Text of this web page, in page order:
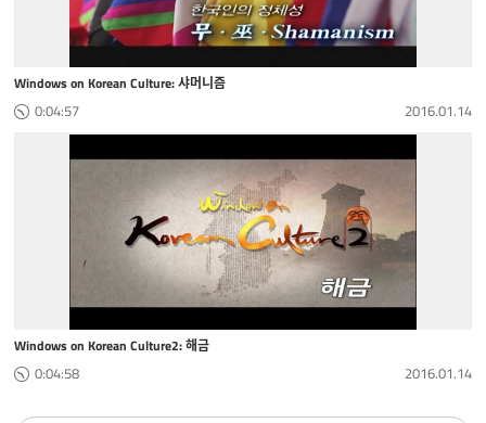
Windows on Korean Culture: 샤머니즘
0:04:57 2016.01.14
Windows on Korean Culture2: 해금
0:04:58 2016.01.14